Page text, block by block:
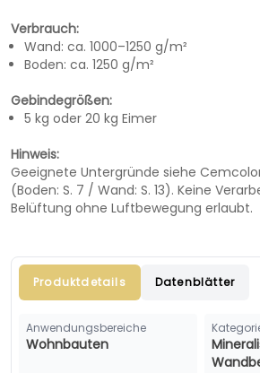
Verbrauch:
Wand: ca. 1000–1250 g/m²
Boden: ca. 1250 g/m²
Gebindegrößen:
5 kg oder 20 kg Eimer
Hinweis:
Geeignete Untergründe siehe
(Boden: S. 7 / Wand: S. 13). Keine
Belüftung ohne Luftbewegung erlaubt.
Produktdetails Datenblätter
Anwendungsbereiche
Wohnbauten